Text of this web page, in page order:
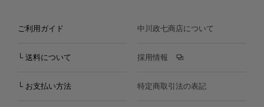
ご利用ガイド
└ 送料について
└ お支払い方法
中川政七商店について
採用情報
特定商取引法の表記